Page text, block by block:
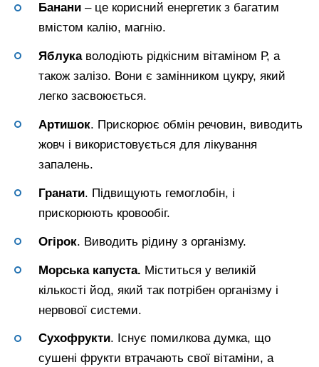
Банани – це корисний енергетик з багатим
вмістом калію, магнію.
Яблукаволодіють рідкісним вітаміном Р, а
також залізо. Вони є замінником цукру, який
легко засвоюється.
Артишок. Прискорює обмін речовин, виводить
жовч і використовується для лікування
запалень.
Гранати. Підвищують гемоглобін, і
прискорюють кровообіг.
Огірок. Виводить рідину з організму.
Морська капуста. Міститься у великій
кількості йод, який так потрібен організму і
нервової системи.
Сухофрукти. Існує помилкова думка, що
сушені фрукти втрачають свої вітаміни, а